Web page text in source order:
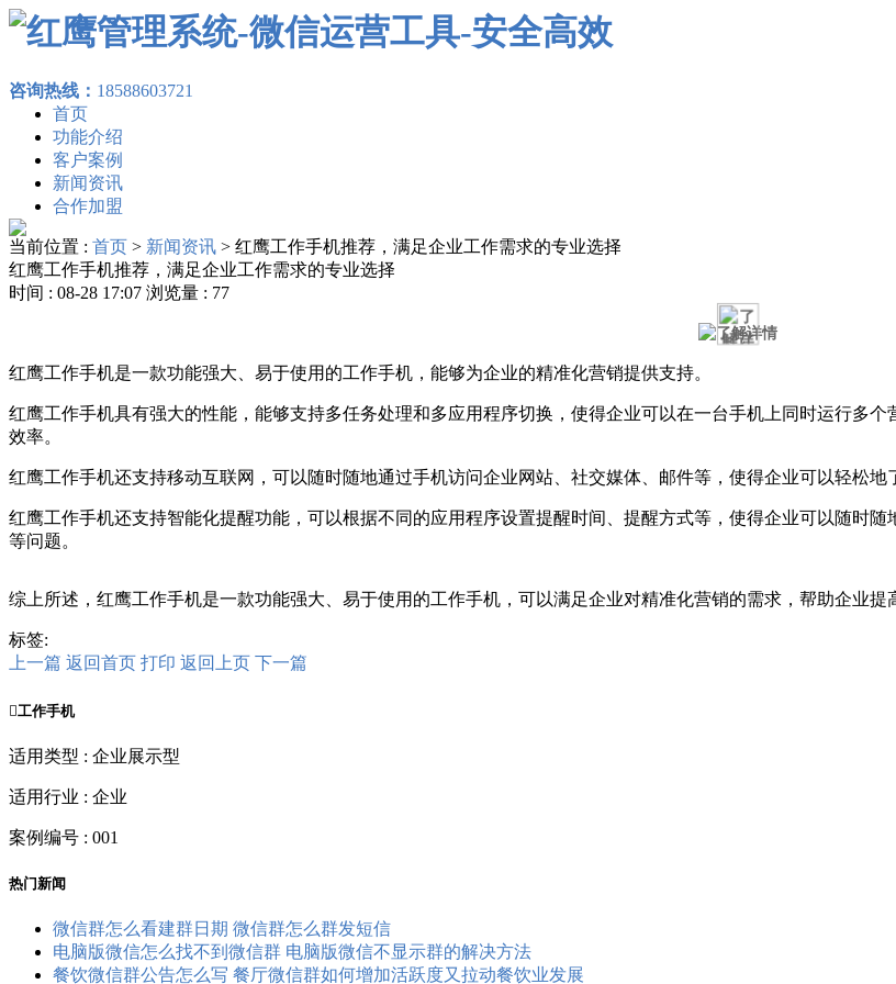
咨询热线： 18588603721
首页
功能介绍
客户案例
新闻资讯
合作加盟
当前位置 : 首页 > 新闻资讯 > 红鹰工作手机推荐，满足企业工作需求的专业选择
红鹰工作手机推荐，满足企业工作需求的专业选择
时间 : 08-28 17:07 浏览量 : 77
红鹰工作手机是一款功能强大、易于使用的工作手机，能够为企业的精准化营销提供支持。
红鹰工作手机具有强大的性能，能够支持多任务处理和多应用程序切换，使得企业可以在一台手机上同时运行多
效率。
红鹰工作手机还支持移动互联网，可以随时随地通过手机访问企业网站、社交媒体、邮件等，使得企业可以轻松地
红鹰工作手机还支持智能化提醒功能，可以根据不同的应用程序设置提醒时间、提醒方式等，使得企业可以随时
等问题。
综上所述，红鹰工作手机是一款功能强大、易于使用的工作手机，可以满足企业对精准化营销的需求，帮助企业提
标签:
上一篇 返回首页 打印 返回上页 下一篇
工作手机
适用类型 : 企业展示型
适用行业 : 企业
案例编号 : 001
热门新闻
微信群怎么看建群日期 微信群怎么群发短信
电脑版微信怎么找不到微信群 电脑版微信不显示群的解决方法
餐饮微信群公告怎么写 餐厅微信群如何增加活跃度又拉动餐饮业发展